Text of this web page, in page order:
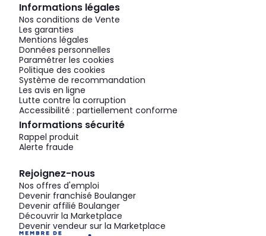
Informations légales
Nos conditions de Vente
Les garanties
Mentions légales
Données personnelles
Paramétrer les cookies
Politique des cookies
Système de recommandation
Les avis en ligne
Lutte contre la corruption
Accessibilité : partiellement conforme
Informations sécurité
Rappel produit
Alerte fraude
Rejoignez-nous
Nos offres d'emploi
Devenir franchisé Boulanger
Devenir affilié Boulanger
Découvrir la Marketplace
Devenir vendeur sur la Marketplace